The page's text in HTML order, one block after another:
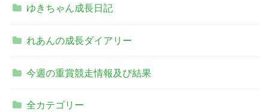
ゆきちゃん成長日記
れあんの成長ダイアリー
今週の重賞競走情報及び結果
全カテゴリー